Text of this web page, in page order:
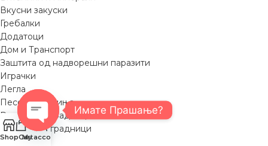
Вкусни закуски
Гребалки
Додатоци
Дом и Транспорт
Заштита од надворешни паразити
Играчки
Легла
Песок за мачиња
Ремчиња и градници
Ремчиња и градници
Градници
ShopCart
My account
Имате Прашање?
Open